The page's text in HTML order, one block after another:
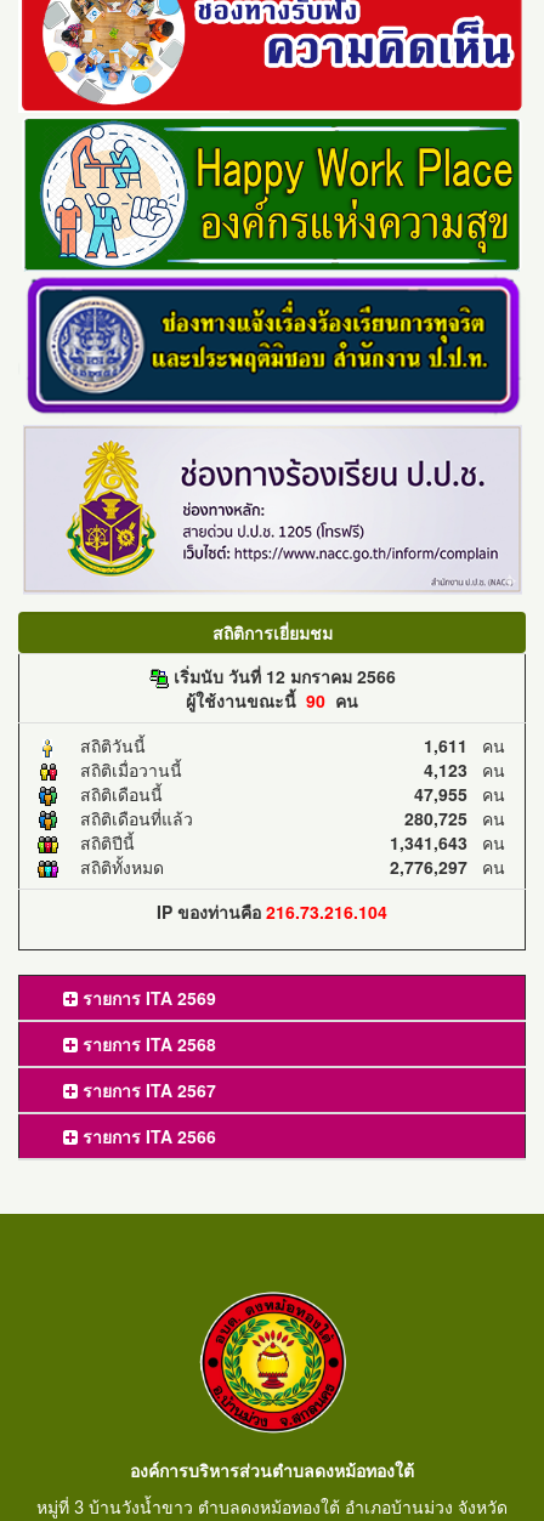
สถิติการเยี่ยมชม
เริ่มนับ วันที่ 12 มกราคม 2566
ผู้ใช้งานขณะนี้ 90 คน
สถิติวันนี้
1,611 คน
สถิติเมื่อวานนี้
4,123 คน
สถิติเดือนนี้
47,955 คน
สถิติเดือนที่แล้ว
280,725 คน
สถิติปีนี้
1,341,643 คน
สถิติทั้งหมด
2,776,297 คน
IP ของท่านคือ 216.73.216.104
รายการ ITA 2569
รายการ ITA 2568
รายการ ITA 2567
รายการ ITA 2566
องค์การบริหารส่วนตำบลดงหม้อทองใต้
หมู่ที่ 3 บ้านวังน้ำขาว ตำบลดงหม้อทองใต้ อำเภอบ้านม่วง จังหวัด